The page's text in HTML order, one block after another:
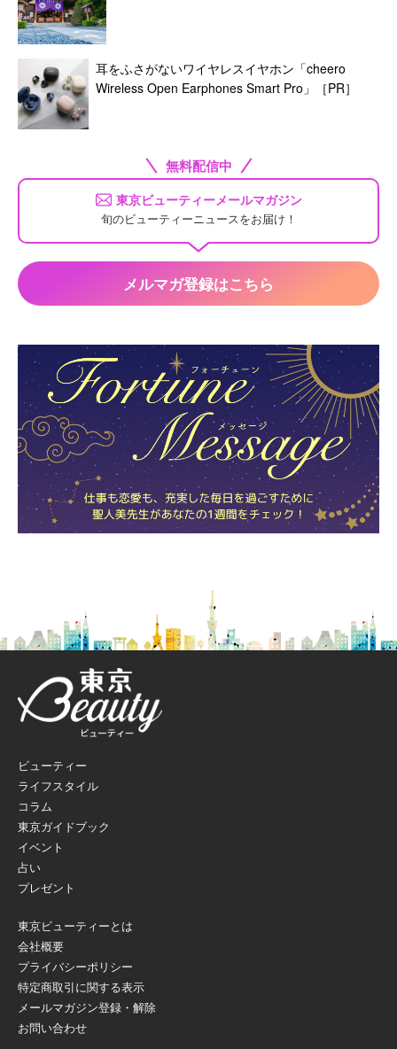
耳をふさがないワイヤレスイヤホン「cheero
Wireless Open Earphones Smart Pro」［PR］
無料配信中
東京ビューティーメールマガジン
旬のビューティーニュースをお届け！
メルマガ登録はこちら
ビューティー
ライフスタイル
コラム
東京ガイドブック
イベント
占い
プレゼント
東京ビューティーとは
会社概要
プライバシーポリシー
特定商取引に関する表示
メールマガジン登録・解除
お問い合わせ